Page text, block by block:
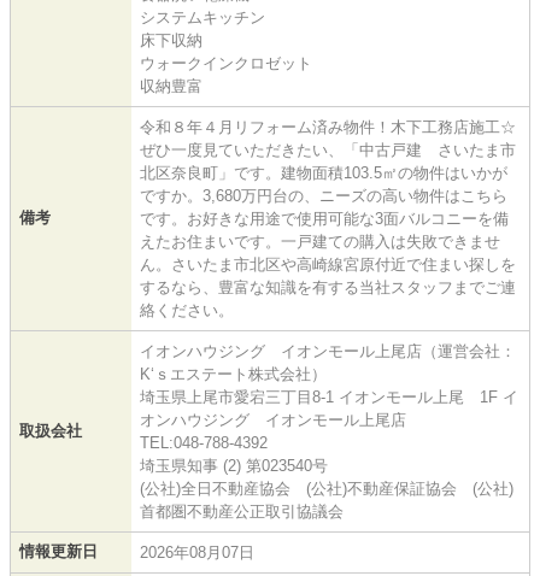
システムキッチン
床下収納
ウォークインクロゼット
収納豊富
備考
令和８年４月リフォーム済み物件！木下工務店施工☆
ぜひ一度見ていただきたい、「中古戸建 さいたま市
北区奈良町」です。建物面積103.5㎡の物件はいかが
ですか。3,680万円台の、ニーズの高い物件はこちら
です。お好きな用途で使用可能な3面バルコニーを備
えたお住まいです。一戸建ての購入は失敗できませ
ん。さいたま市北区や高崎線宮原付近で住まい探しを
するなら、豊富な知識を有する当社スタッフまでご連
絡ください。
取扱会社
イオンハウジング イオンモール上尾店（運営会社：
K‘ｓエステート株式会社）
埼玉県上尾市愛宕三丁目8-1 イオンモール上尾 1F イ
オンハウジング イオンモール上尾店
TEL:048-788-4392
埼玉県知事 (2) 第023540号
(公社)全日不動産協会 (公社)不動産保証協会 (公社)
首都圏不動産公正取引協議会
情報更新日 2026年08月07日